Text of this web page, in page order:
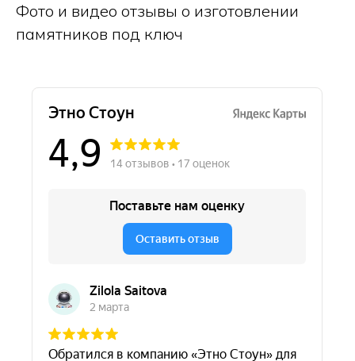
Фото и видео отзывы о изготовлении
памятников под ключ